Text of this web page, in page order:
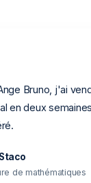
Bruno, j'ai
en deux
de mathématiques